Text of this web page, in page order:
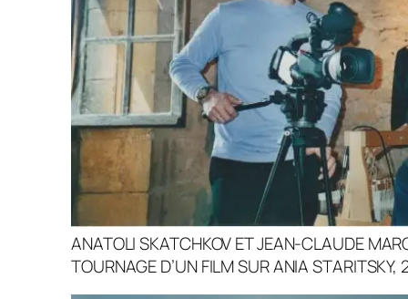
ANATOLI SKATCHKOV ET JEAN-CLAUDE
TOURNAGE D’UN FILM SUR ANIA STARITSKY,